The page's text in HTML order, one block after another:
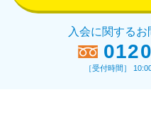
入会に関する
［受付時間］